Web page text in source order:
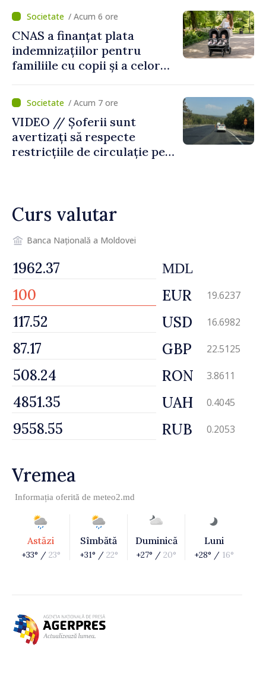
despre parcursul european
al Republicii Moldova.
/ Acum 6 ore
CNAS a finanțat plata
indemnizațiilor pentru
familiile cu copii și a celor
temporară de muncă
/ Acum 7 ore
VIDEO // Șoferii sunt
avertizați să respecte
restricțiile de circulație pe
Curs valutar
Banca Națională a Moldovei
MDL
EUR 19.6237
USD 16.6982
GBP 22.5125
RON 3.8611
UAH 0.4045
RUB 0.2053
Vremea
Informația oferită de meteo2.md
Astăzi
+33° / 23°
Sîmbătă
+31° / 22°
Duminică
+27° / 20°
Luni
+28° / 16°